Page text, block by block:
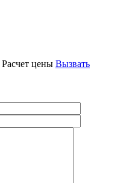
Расчет цены Вызвать